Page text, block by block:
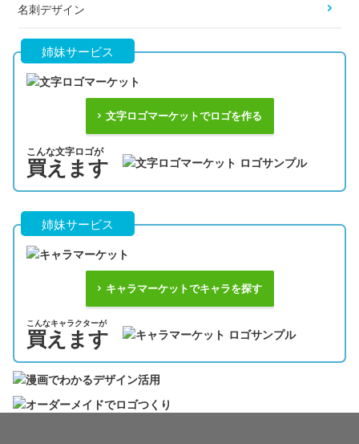
名刺デザイン
姉妹サービス
文字ロゴマーケットでロゴを作る
こんな文字ロゴが
買えます
姉妹サービス
キャラマーケットでキャラを探す
こんなキャラクターが
買えます